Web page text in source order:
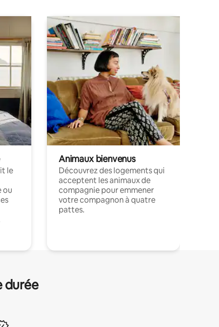
le
ou
Animaux bienvenus
Découvrez des logements qui
acceptent les animaux de
compagnie pour emmener
votre compagnon à quatre
pattes.
durée